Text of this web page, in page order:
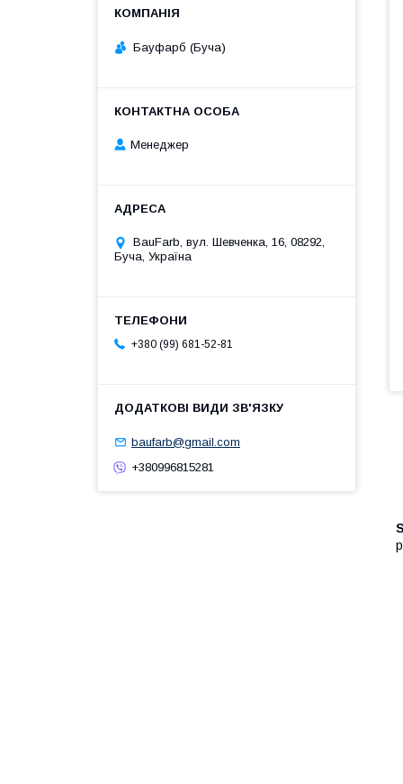
Бауфарб (Буча)
Менеджер
BauFarb, вул. Шевченка, 16, 08292,
Буча, Україна
+380 (99) 681-52-81
baufarb@gmail.com
+380996815281